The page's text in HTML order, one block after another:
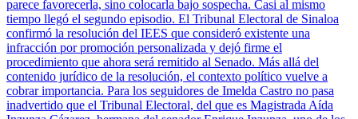
parece favorecerla, sino colocarla bajo sospecha. Casi al mismo
tiempo llegó el segundo episodio. El Tribunal Electoral de Sinaloa
confirmó la resolución del IEES que consideró existente una
infracción por promoción personalizada y dejó firme el
procedimiento que ahora será remitido al Senado. Más allá del
contenido jurídico de la resolución, el contexto político vuelve a
cobrar importancia. Para los seguidores de Imelda Castro no pasa
inadvertido que el Tribunal Electoral, del que es Magistrada Aída